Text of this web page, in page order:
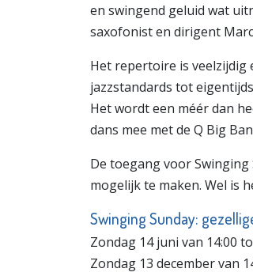
en swingend geluid wat
saxofonist en dirigent
Het repertoire is veelzijdig
jazzstandards tot
Het wordt een méér dan
dans mee met de Q Big
De toegang voor
mogelijk te maken. Wel is
Swinging Sunday:
Zondag 14 juni van 14:00
Zondag 13 december van